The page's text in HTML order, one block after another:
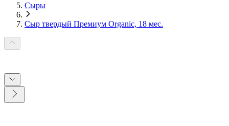
Сыры
Сыр твердый Премиум Organic, 18 мес.